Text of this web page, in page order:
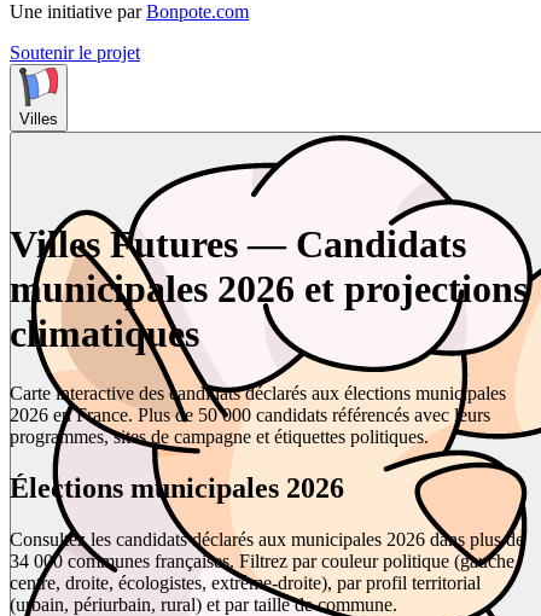
Une initiative par Bonpote.com
Soutenir le projet
Villes
Villes Futures — Candidats
municipales 2026 et projections
climatiques
Carte interactive des candidats déclarés aux élections municipales
2026 en France. Plus de 50 000 candidats référencés avec leurs
programmes, sites de campagne et étiquettes politiques.
Élections municipales 2026
Consultez les candidats déclarés aux municipales 2026 dans plus de
34 000 communes françaises. Filtrez par couleur politique (gauche,
centre, droite, écologistes, extrême-droite), par profil territorial
(urbain, périurbain, rural) et par taille de commune.